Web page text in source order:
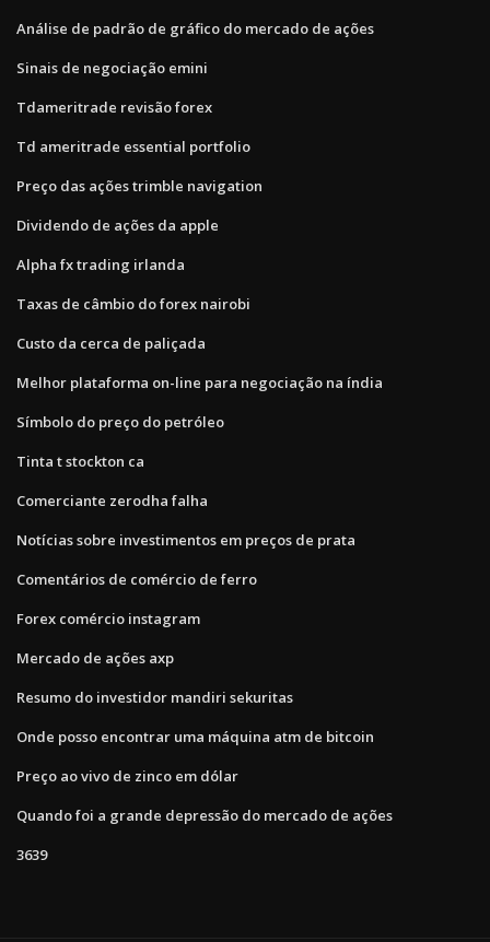
Análise de padrão de gráfico do mercado de ações
Sinais de negociação emini
Tdameritrade revisão forex
Td ameritrade essential portfolio
Preço das ações trimble navigation
Dividendo de ações da apple
Alpha fx trading irlanda
Taxas de câmbio do forex nairobi
Custo da cerca de paliçada
Melhor plataforma on-line para negociação na índia
Símbolo do preço do petróleo
Tinta t stockton ca
Comerciante zerodha falha
Notícias sobre investimentos em preços de prata
Comentários de comércio de ferro
Forex comércio instagram
Mercado de ações axp
Resumo do investidor mandiri sekuritas
Onde posso encontrar uma máquina atm de bitcoin
Preço ao vivo de zinco em dólar
Quando foi a grande depressão do mercado de ações
3639